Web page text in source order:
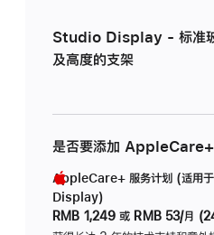
Studio Display - 标准
及高度的支架
是否要添加 AppleCare+
AppleCare+ 服务计划 (适用
Display)
RMB 1,249 或 RMB 53/月